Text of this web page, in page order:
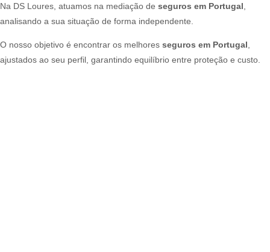
Na DS Loures, atuamos na mediação de seguros em Portugal
analisando a sua situação de forma independente.
O nosso objetivo é encontrar os melhores seguros em Portugal,
ajustados ao seu perfil, garantindo equilíbrio entre proteção e custo.